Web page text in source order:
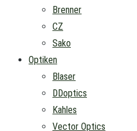
Brenner
CZ
Sako
Optiken
Blaser
DDoptics
Kahles
Vector Optics